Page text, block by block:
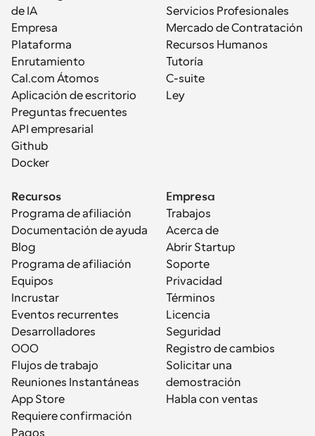
de IA
Empresa
Plataforma
Enrutamiento
Cal.com Átomos
Aplicación de escritorio
Preguntas frecuentes
API empresarial
Github
Docker
Servicios Profesionales
Mercado de Contratación
Recursos Humanos
Tutoría
C-suite
Ley
Recursos
Programa de afiliación
Documentación de ayuda
Blog
Programa de afiliación
Equipos
Incrustar
Eventos recurrentes
Desarrolladores
OOO
Flujos de trabajo
Reuniones Instantáneas
App Store
Requiere confirmación
Pagos
Empresa
Trabajos
Acerca de
Abrir Startup
Soporte
Privacidad
Términos
Licencia
Seguridad
Registro de cambios
Solicitar una
demostración
Habla con ventas